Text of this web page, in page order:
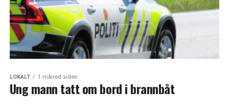
LOKALT 1 måned siden
Ung mann tatt om bord i brannbåt